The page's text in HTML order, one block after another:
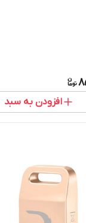
افزودن به سبد